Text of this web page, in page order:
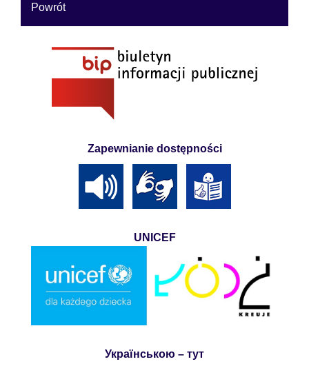
Powrót
Zapewnianie dostępności
UNICEF
Українською – тут